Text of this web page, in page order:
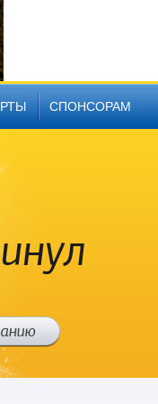
СПОНСОРАМ